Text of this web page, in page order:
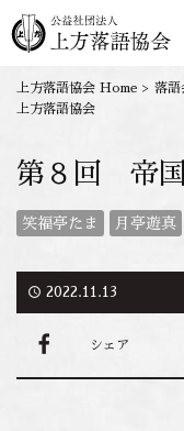
上方落語協会 Home > 落語
上方落語協会
第８回 帝
笑福亭たま 月亭遊真
access_time 2022.11.13
シェア